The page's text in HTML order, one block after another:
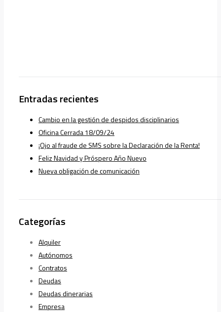
Entradas recientes
Cambio en la gestión de despidos disciplinarios
Oficina Cerrada 18/09/24
¡Ojo al fraude de SMS sobre la Declaración de la Renta!
Feliz Navidad y Próspero Año Nuevo
Nueva obligación de comunicación
Categorías
Alquiler
Autónomos
Contratos
Deudas
Deudas dinerarias
Empresa